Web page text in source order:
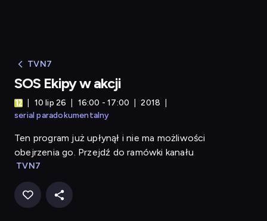
TVN7
SOS Ekipy w akcji
10 lip 26 16:00 - 17:00
2018
serial paradokumentalny
Ten program już upłynął i nie ma możliwości
obejrzenia go. Przejdź do ramówki kanału
TVN7